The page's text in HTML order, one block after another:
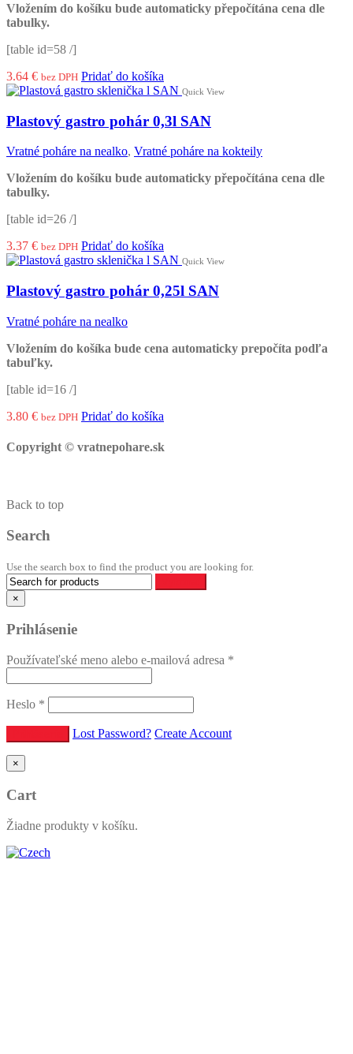
Vložením do košíku bude automaticky přepočítána cena dle
tabulky.
[table id=58 /]
3.64 € bez DPH Pridať do košíka
Quick View
Plastový gastro pohár 0,3l SAN
Vratné poháre na nealko, Vratné poháre na kokteily
Vložením do košíku bude automaticky přepočítána cena dle
tabulky.
[table id=26 /]
3.37 € bez DPH Pridať do košíka
Quick View
Plastový gastro pohár 0,25l SAN
Vratné poháre na nealko
Vložením do košíka bude cena automaticky prepočíta podľa
tabuľky.
[table id=16 /]
3.80 € bez DPH Pridať do košíka
Copyright © vratnepohare.sk
Back to top
Search
Use the search box to find the product you are looking for.
×
Prihlásenie
Používateľské meno alebo e-mailová adresa *
Heslo *
Lost Password? Create Account
×
Cart
Žiadne produkty v košíku.